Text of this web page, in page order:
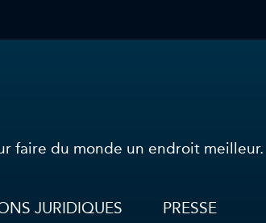
faire du monde un endroit meilleur.
JURIDIQUES PRESSE